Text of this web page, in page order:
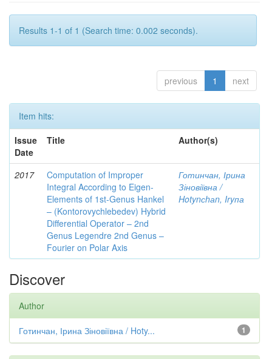
Results 1-1 of 1 (Search time: 0.002 seconds).
previous 1 next
Item hits:
Issue
Date
Title Author(s)
2017
Computation of Improper
Integral According to Eigen-
Elements of 1st-Genus Hankel
– (Kontorovychlebedev) Hybrid
Differential Operator – 2nd
Genus Legendre 2nd Genus –
Fourier on Polar Axis
Готинчан, Ірина
Зіновіївна /
Hotynсhаn, Iryпа
Discover
Author
1
Готинчан, Ірина Зіновіївна / Hoty...